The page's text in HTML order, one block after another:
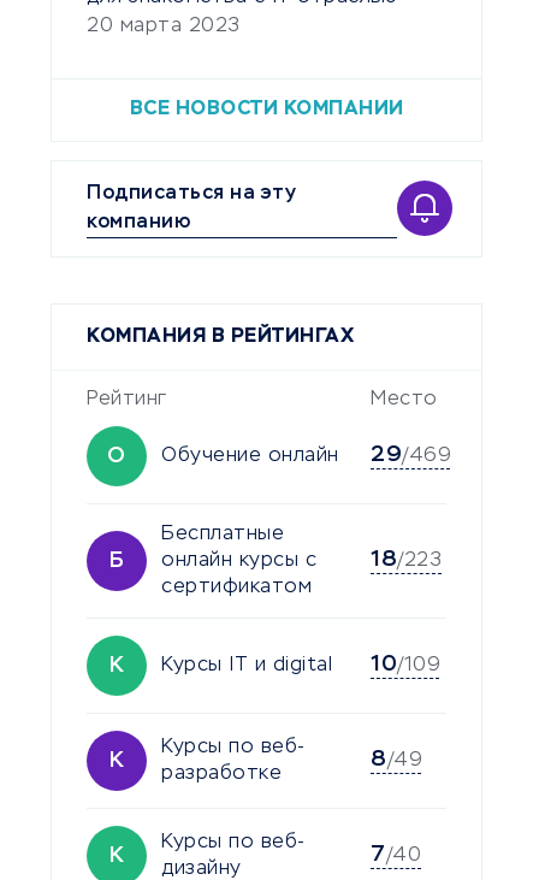
20 марта 2023
ВСЕ НОВОСТИ КОМПАНИИ
Подписаться на эту
компанию
КОМПАНИЯ В РЕЙТИНГАХ
Рейтинг Место
О Обучение онлайн 29/469
Б
Бесплатные
онлайн курсы с
сертификатом
18/223
К Курсы IT и digital 10/109
К
Курсы по веб-
разработке
8/49
К
Курсы по веб-
дизайну
7/40